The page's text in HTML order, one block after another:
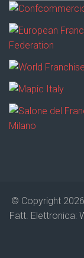
© Copyright
Fatt. Elettronica: